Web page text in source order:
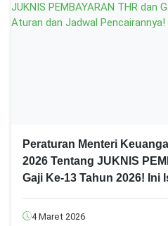
Peraturan Menteri
2026 Tentang JUKNIS
Gaji Ke-13 Tahun 2026! Ini
4 Maret 2026